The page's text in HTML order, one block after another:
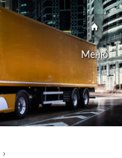
Меню
›